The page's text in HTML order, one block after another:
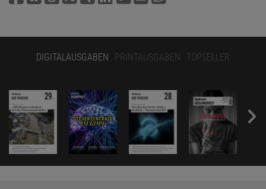
DIGITALAUSGABEN PRINTAUSGABEN TOPSELLER